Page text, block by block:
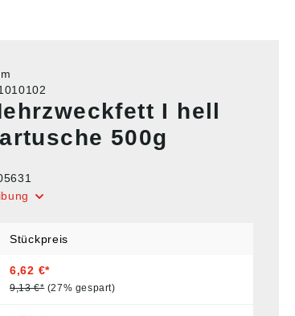
I hell
500g
Stückpreis
6,62 €*
9,13 €* (27% gespart)